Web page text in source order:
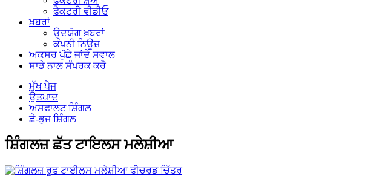
ਫੈਕਟਰੀ ਵੀਡੀਓ
ਖ਼ਬਰਾਂ
ਉਦਯੋਗ ਖ਼ਬਰਾਂ
ਕੰਪਨੀ ਨਿਊਜ਼
ਅਕਸਰ ਪੁੱਛੇ ਜਾਂਦੇ ਸਵਾਲ
ਸਾਡੇ ਨਾਲ ਸੰਪਰਕ ਕਰੋ
ਮੁੱਖ ਪੇਜ
ਉਤਪਾਦ
ਅਸਫਾਲਟ ਸ਼ਿੰਗਲ
ਛੇ-ਭੁਜ ਸ਼ਿੰਗਲ
ਸ਼ਿੰਗਲਜ਼ ਛੱਤ ਟਾਇਲਸ ਮਲੇਸ਼ੀਆ